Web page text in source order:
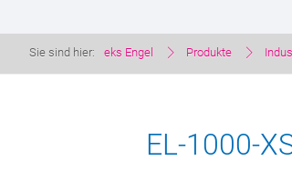
Sie sind hier: eks Engel Produkte
EL-1000-